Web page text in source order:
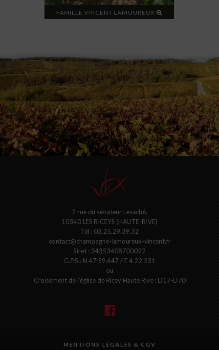
FAMILLE VINCENT LAMOUREUX
2 rue du sénateur Lesaché,
10340 LES RICEYS (HAUTE-RIVE)
Tél : 03.25.29.39.32
contact@champagne-lamoureux-vincent.fr
Siret : 34353408700022
G.P.S : N 47 59.647 / E 4 22.231
ou
Croisement de l'église de Ricey Haute Rive : D17-D70
MENTIONS LÉGALES & CGV